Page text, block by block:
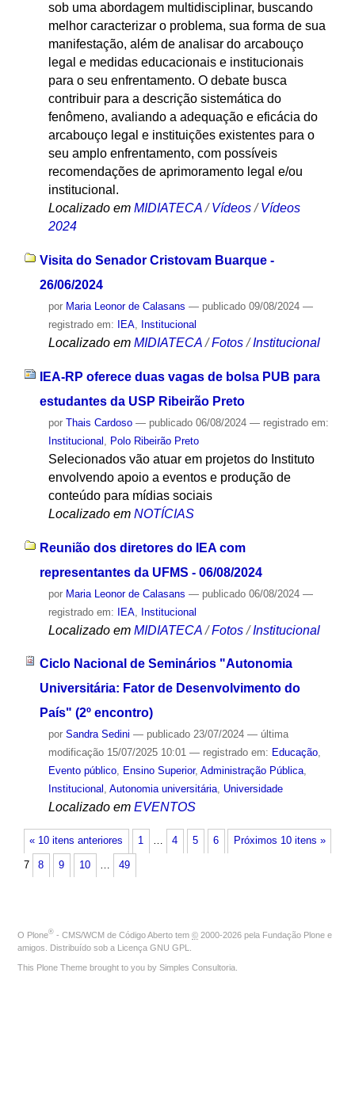
sob uma abordagem multidisciplinar, buscando
melhor caracterizar o problema, sua forma de sua
manifestação, além de analisar do arcabouço
legal e medidas educacionais e institucionais
para o seu enfrentamento. O debate busca
contribuir para a descrição sistemática do
fenômeno, avaliando a adequação e eficácia do
arcabouço legal e instituições existentes para o
seu amplo enfrentamento, com possíveis
recomendações de aprimoramento legal e/ou
institucional.
Localizado em MIDIATECA / Vídeos / Vídeos
2024
Visita do Senador Cristovam Buarque -
26/06/2024
por Maria Leonor de Calasans — publicado09/08/2024 —
registrado em:
IEA, Institucional
Localizado em MIDIATECA /Fotos /Institucional
IEA-RP oferece duas vagas de bolsa PUB para
estudantes da USP Ribeirão Preto
por Thais Cardoso — publicado06/08/2024 — registrado em:
Institucional
Polo Ribeirão Preto
Selecionados vão atuar em projetos do Instituto
envolvendo apoio a eventos e produção de
conteúdo para mídias sociais
Localizado em NOTÍCIAS
Reunião dos diretores do IEA com
representantes da UFMS - 06/08/2024
por Maria Leonor de Calasans — publicado06/08/2024 —
registrado em: IEA, Institucional
Localizado em MIDIATECA /Fotos /Institucional
Ciclo Nacional de Seminários "Autonomia
Universitária: Fator de Desenvolvimento do
País" (2º encontro)
por Sandra Sedini — publicado23/07/2024 — última
modificação15/07/2025 10:01 — registrado em: Educação,
Evento público, Ensino Superior, Administração Pública,
Institucional , Autonomia universitária, Universidade
Localizado em EVENTOS
« 10 itens anteriores Próximos 10 itens »
1 … 4 5 6
7 8 9 10 … 49
O Plone® - CMS/WCM de Código Aberto tem © 2000-2026 pela Fundação Plone e
amigos. Distribuído sob a Licença GNU GPL
This Plone Theme brought to you by Simples Consultoria